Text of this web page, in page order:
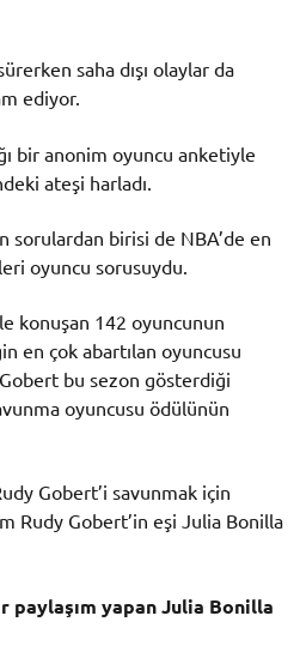
saha dışı olaylar da
ediyor.
bir anonim oyuncu anketiyle
ateşi harladı.
sorulardan birisi de NBA’de en
oyuncu sorusuydu.
konuşan 142 oyuncunun
en çok abartılan oyuncusu
bu sezon gösterdiği
oyuncusu ödülünün
Gobert’i savunmak için
Rudy Gobert’in eşi Julia Bonilla
paylaşım yapan Julia Bonilla